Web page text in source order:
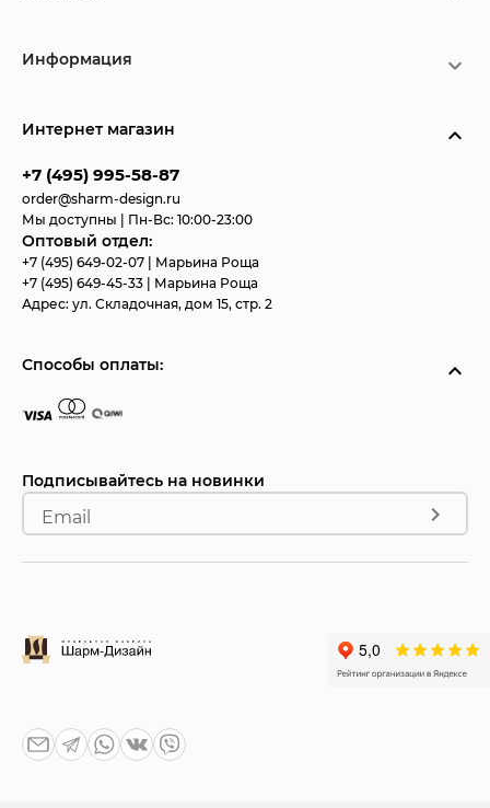
Информация
Интернет магазин
+7 (495) 995-58-87
order@sharm-design.ru
Мы доступны | Пн-Вс: 10:00-23:00
Оптовый отдел:
+7 (495) 649-02-07 | Марьина Роща
+7 (495) 649-45-33 | Марьина Роща
Адрес: ул. Складочная, дом 15, стр. 2
Способы оплаты:
Подписывайтесь на новинки
Email